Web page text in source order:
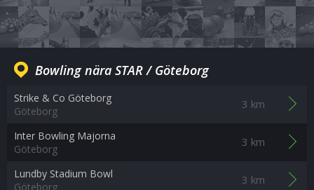
Bowling nära STAR / Göteborg
Strike & Co Göteborg
Göteborg
3 km
Inter Bowling Majorna
Göteborg
3 km
Lundby Stadium Bowl
Göteborg
3 km